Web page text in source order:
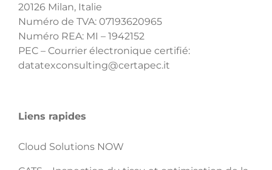
20126 Milan, Italie
Numéro de TVA: 07193620965
Numéro REA: MI – 1942152
PEC – Courrier électronique certifié:
datatexconsulting@certapec.it
Liens rapides
Cloud Solutions NOW